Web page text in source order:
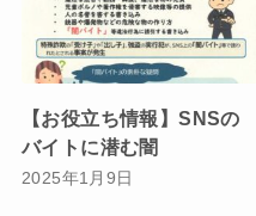
【お役立ち情報】SNSの
バイトに潜む闇
2025年1月9日